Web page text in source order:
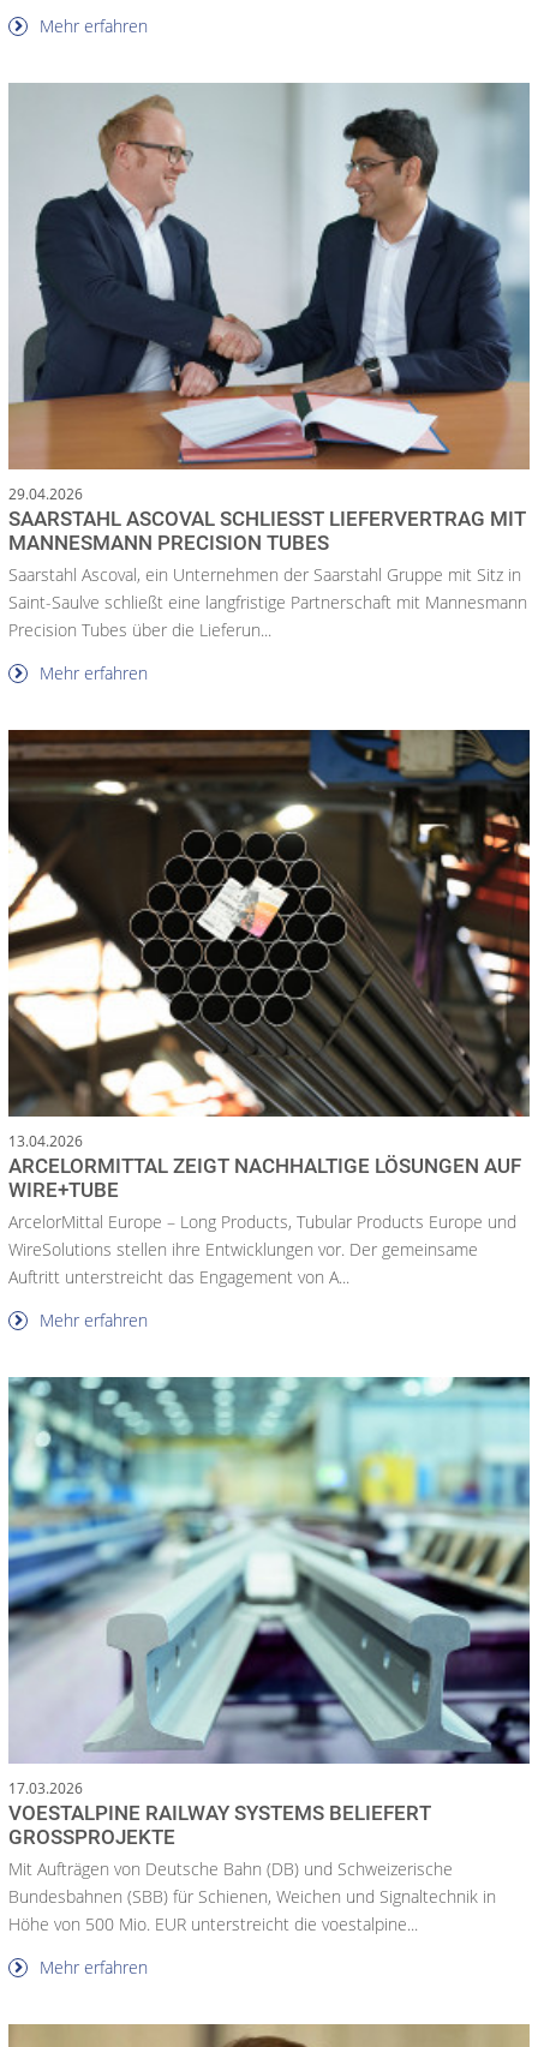
Mehr erfahren
29.04.2026
SAARSTAHL ASCOVAL SCHLIESST LIEFERVERTRAG MIT M
ANNESMANN PRECISION TUBES
Saarstahl Ascoval, ein Unternehmen der Saarstahl Gruppe mit Sitz in
Saint-Saulve schließt eine langfristige Partnerschaft mit Mannesmann
Precision Tubes über die Lieferun...
Mehr erfahren
13.04.2026
ARCELORMITTAL ZEIGT NACHHALTIGE LÖSUNGEN AUF
WIRE+TUBE
ArcelorMittal Europe – Long Products, Tubular Products Europe und
WireSolutions stellen ihre Entwicklungen vor. Der gemeinsame
Auftritt unterstreicht das Engagement von A...
Mehr erfahren
17.03.2026
VOESTALPINE RAILWAY SYSTEMS BELIEFERT
GROSSPROJEKTE
Mit Aufträgen von Deutsche Bahn (DB) und Schweizerische
Bundesbahnen (SBB) für Schienen, Weichen und Signaltechnik in
Höhe von 500 Mio. EUR unterstreicht die voestalpine...
Mehr erfahren